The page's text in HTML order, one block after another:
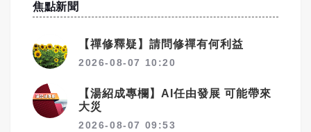
焦點新聞
【禪修釋疑】請問修禪有何利益
2026-08-07 10:20
【湯紹成專欄】AI任由發展 可能帶來
大災
2026-08-07 09:53